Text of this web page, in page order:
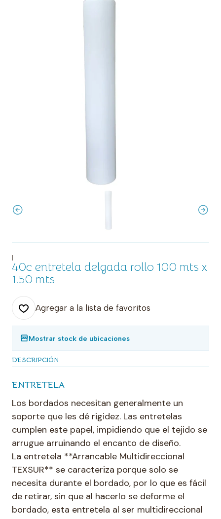
|
40c entretela delgada rollo 100 mts x
1.50 mts
Agregar a la lista de favoritos
Mostrar stock de ubicaciones
DESCRIPCIÓN
ENTRETELA
Los bordados necesitan generalmente un
soporte que les dé rigidez. Las entretelas
cumplen este papel, impidiendo que el tejido se
arrugue arruinando el encanto de diseño.
La entretela **Arrancable Multidireccional
TEXSUR** se caracteriza porque solo se
necesita durante el bordado, por lo que es fácil
de retirar, sin que al hacerlo se deforme el
bordado, esta entretela al ser multidireccional